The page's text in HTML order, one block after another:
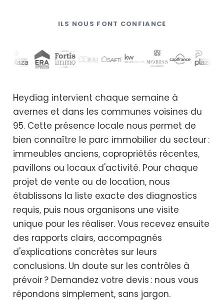
ILS NOUS FONT CONFIANCE
Heydiag intervient chaque semaine à
avernes et dans les communes voisines du
95. Cette présence locale nous permet de
bien connaître le parc immobilier du secteur :
immeubles anciens, copropriétés récentes,
pavillons ou locaux d'activité. Pour chaque
projet de vente ou de location, nous
établissons la liste exacte des diagnostics
requis, puis nous organisons une visite
unique pour les réaliser. Vous recevez ensuite
des rapports clairs, accompagnés
d'explications concrètes sur leurs
conclusions. Un doute sur les contrôles à
prévoir ? Demandez votre devis : nous vous
répondons simplement, sans jargon.